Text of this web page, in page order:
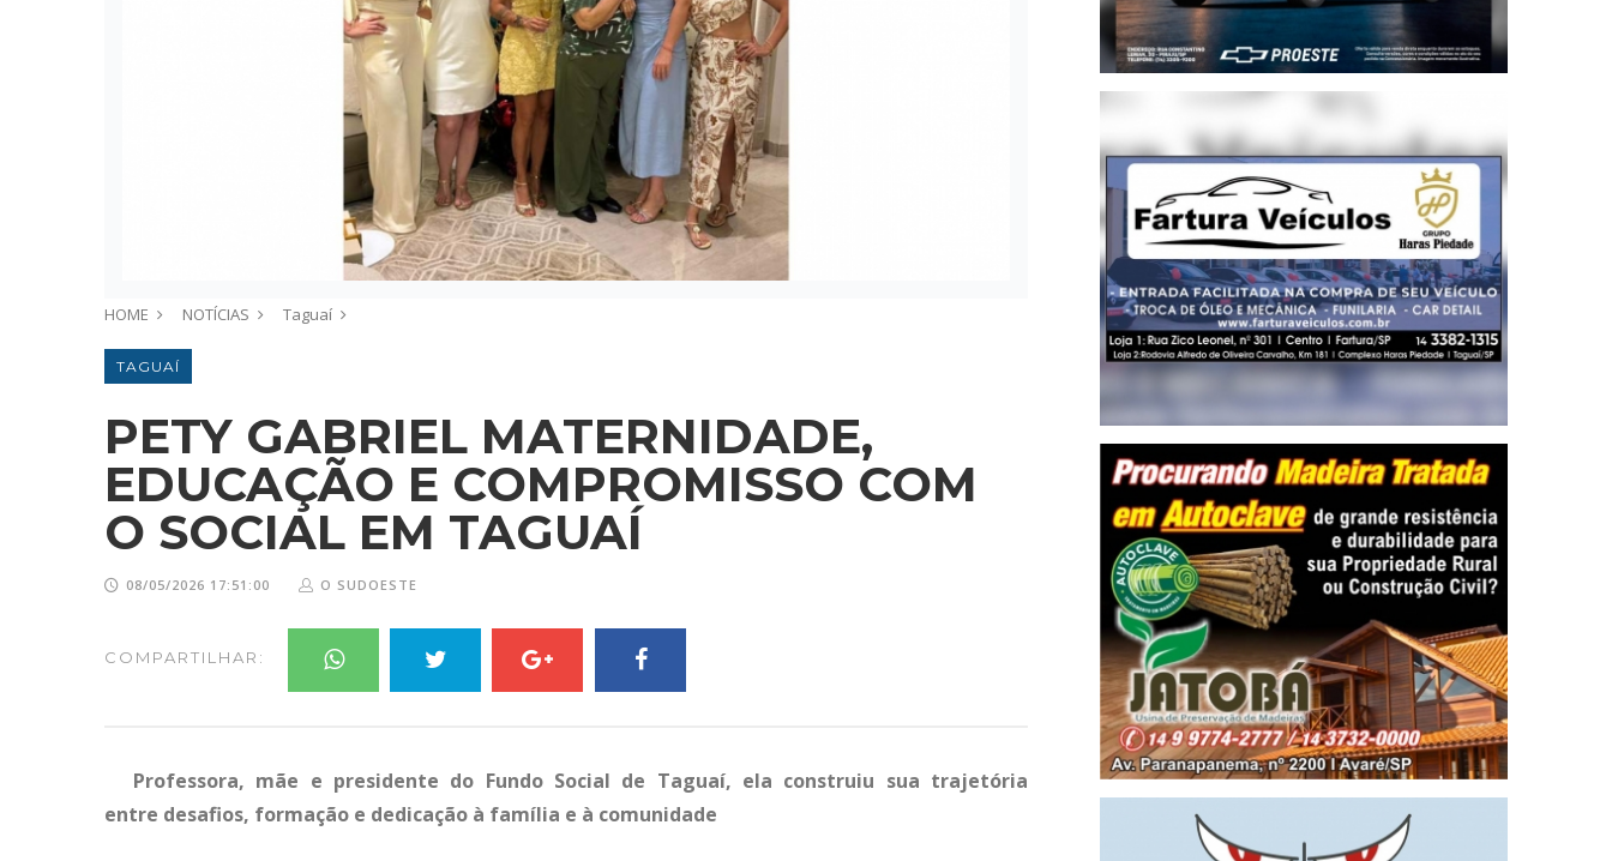
HOME NOTÍCIAS Taguaí
TAGUAÍ
PETY GABRIEL MATERNIDADE,
EDUCAÇÃO E COMPROMISSO COM
O SOCIAL EM TAGUAÍ
08/05/2026 17:51:00 O SUDOESTE
COMPARTILHAR:
Professora, mãe e presidente do Fundo Social de Taguaí, ela construiu sua trajetória
entre desafios, formação e dedicação à família e à comunidade